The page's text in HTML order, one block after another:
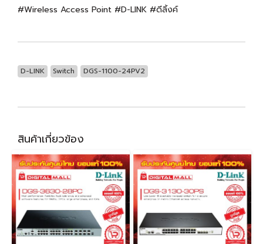
#Wireless Access Point #D-LINK #ดีลิ้งค์
D-LINK Switch DGS-1100-24PV2
สินค้าเกี่ยวข้อง